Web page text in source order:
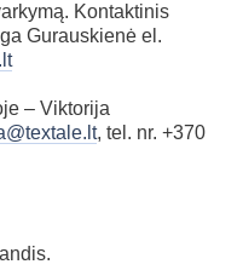
Kontaktinis
Gurauskienė el.
– Viktorija
, tel. nr. +370